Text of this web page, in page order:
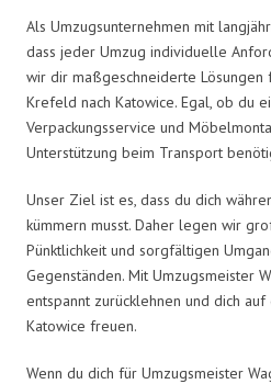
Als Umzugsunternehmen mit
dass jeder Umzug individuelle
wir dir maßgeschneiderte Lösungen
Krefeld nach Katowice. Egal, ob du
Verpackungsservice und
Unterstützung beim Transport
Unser Ziel ist es, dass du dich
kümmern musst. Daher legen wir
Pünktlichkeit und sorgfältigen
Gegenständen. Mit Umzugsmeister
entspannt zurücklehnen und dich
Katowice freuen.
Wenn du dich für Umzugsmeister